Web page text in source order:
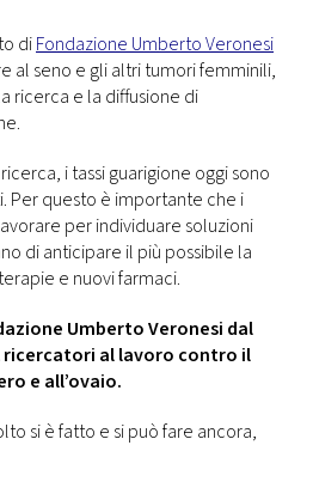
diFondazione Umberto Veronesi
al seno e gli altri tumori femminili,
ricerca e la diffusione di
i tassi guarigione oggi sono
Per questo è importante che i
per individuare soluzioni
di anticipare il più possibile la
e nuovi farmaci.
Umberto Veronesi dal
ricercatori al lavoro contro il
e all’ovaio.
si è fatto e si può fare ancora,